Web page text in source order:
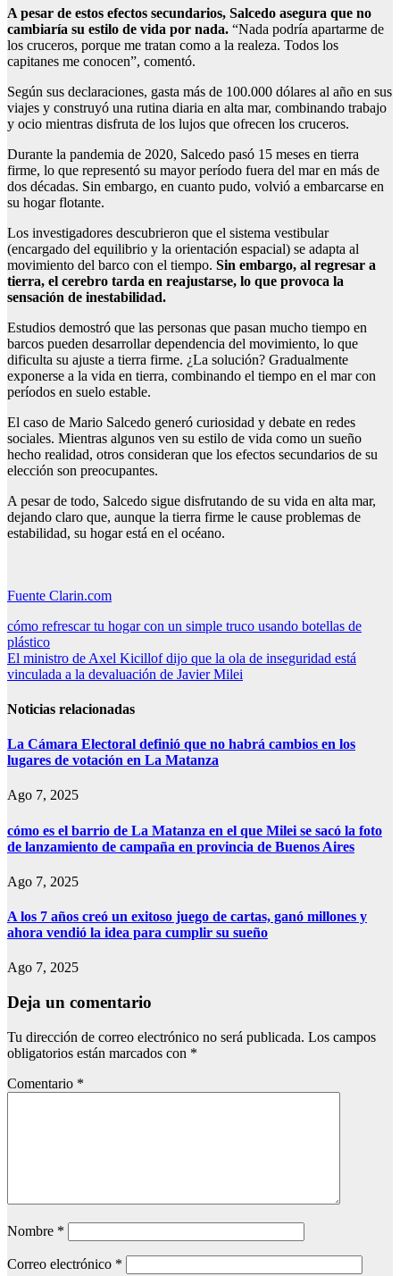
A pesar de estos efectos secundarios, Salcedo asegura que no
cambiaría su estilo de vida por nada. “Nada podría apartarme de
los cruceros, porque me tratan como a la realeza. Todos los
capitanes me conocen”, comentó.
Según sus declaraciones, gasta más de 100.000 dólares al año en sus
viajes y construyó una rutina diaria en alta mar, combinando trabajo
y ocio mientras disfruta de los lujos que ofrecen los cruceros.
Durante la pandemia de 2020, Salcedo pasó 15 meses en tierra
firme, lo que representó su mayor período fuera del mar en más de
dos décadas. Sin embargo, en cuanto pudo, volvió a embarcarse en
su hogar flotante.
Los investigadores descubrieron que el sistema vestibular
(encargado del equilibrio y la orientación espacial) se adapta al
movimiento del barco con el tiempo. Sin embargo, al regresar a
tierra, el cerebro tarda en reajustarse, lo que provoca la
sensación de inestabilidad.
Estudios demostró que las personas que pasan mucho tiempo en
barcos pueden desarrollar dependencia del movimiento, lo que
dificulta su ajuste a tierra firme. ¿La solución? Gradualmente
exponerse a la vida en tierra, combinando el tiempo en el mar con
períodos en suelo estable.
El caso de Mario Salcedo generó curiosidad y debate en redes
sociales. Mientras algunos ven su estilo de vida como un sueño
hecho realidad, otros consideran que los efectos secundarios de su
elección son preocupantes.
A pesar de todo, Salcedo sigue disfrutando de su vida en alta mar,
dejando claro que, aunque la tierra firme le cause problemas de
estabilidad, su hogar está en el océano.
Fuente Clarin.com
Navegación
de
entradas
cómo refrescar tu hogar con un simple truco usando botellas de
plástico
El ministro de Axel Kicillof dijo que la ola de inseguridad está
vinculada a la devaluación de Javier Milei
Noticias relacionadas
La Cámara Electoral definió que no habrá cambios en los
lugares de votación en La Matanza
Ago 7, 2025
cómo es el barrio de La Matanza en el que Milei se sacó la foto
de lanzamiento de campaña en provincia de Buenos Aires
Ago 7, 2025
A los 7 años creó un exitoso juego de cartas, ganó millones y
ahora vendió la idea para cumplir su sueño
Ago 7, 2025
Deja un comentario
Tu dirección de correo electrónico no será publicada. Los campos
obligatorios están marcados con *
Comentario *
Nombre *
Correo electrónico *